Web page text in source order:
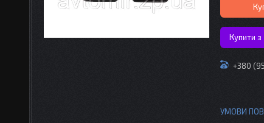
Купити з
+380